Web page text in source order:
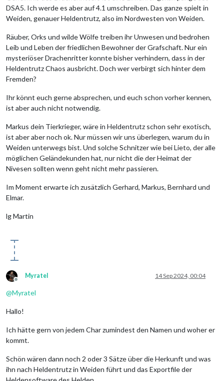
DSA5. Ich werde es aber auf 4.1 umschreiben. Das ganze spielt in
Weiden, genauer Heldentrutz, also im Nordwesten von Weiden.
Räuber, Orks und wilde Wölfe treiben ihr Unwesen und bedrohen
Leib und Leben der friedlichen Bewohner der Grafschaft. Nur ein
mysteriöser Drachenritter konnte bisher verhindern, dass in der
Heldentrutz Chaos ausbricht. Doch wer verbirgt sich hinter dem
Fremden?
Ihr könnt euch gerne absprechen, und euch schon vorher kennen,
ist aber auch nicht notwendig.
Markus dein Tierkrieger, wäre in Heldentrutz schon sehr exotisch,
ist aber aber noch ok. Nur müssen wir uns überlegen, warum du in
Weiden unterwegs bist. Und solche Schnitzer wie bei Lieto, der alle
möglichen Geländekunden hat, nur nicht die der Heimat der
Nivesen sollten wenn geht nicht mehr passieren.
Im Moment erwarte ich zusätzlich Gerhard, Markus, Bernhard und
Elmar.
lg Martin
Offline
Myratel 14 Sep 2024, 00:04
@Myratel
Hallo!
Ich hätte gern von jedem Char zumindest den Namen und woher er
kommt.
Schön wären dann noch 2 oder 3 Sätze über die Herkunft und was
ihn nach Heldentrutz in Weiden führt und das Exportfile der